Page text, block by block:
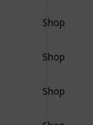
Shop
Shop
Shop